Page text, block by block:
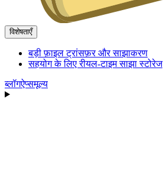
विशेषताएँ
बड़ी फ़ाइल ट्रांसफ़र और साझाकरण
सहयोग के लिए रीयल-टाइम साझा स्टोरेज
ब्लॉगऐप्समूल्य